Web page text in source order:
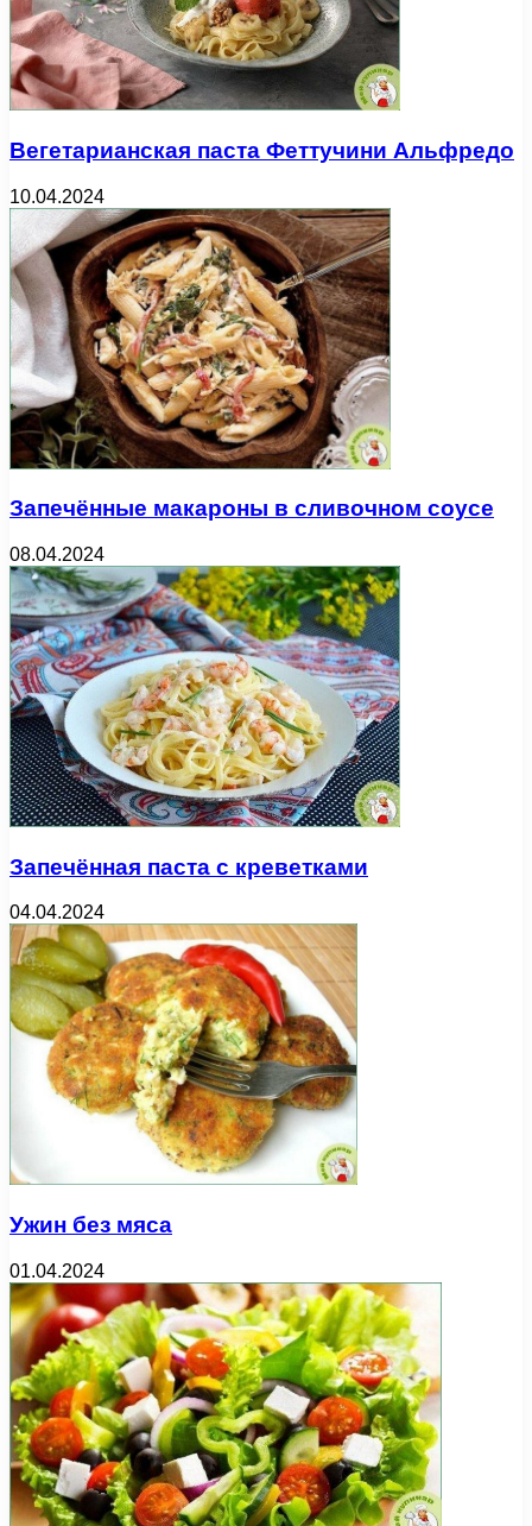
Вегетарианская паста Феттучини Альфредо
10.04.2024
Запечённые макароны в сливочном соусе
08.04.2024
Запечённая паста с креветками
04.04.2024
Ужин без мяса
01.04.2024